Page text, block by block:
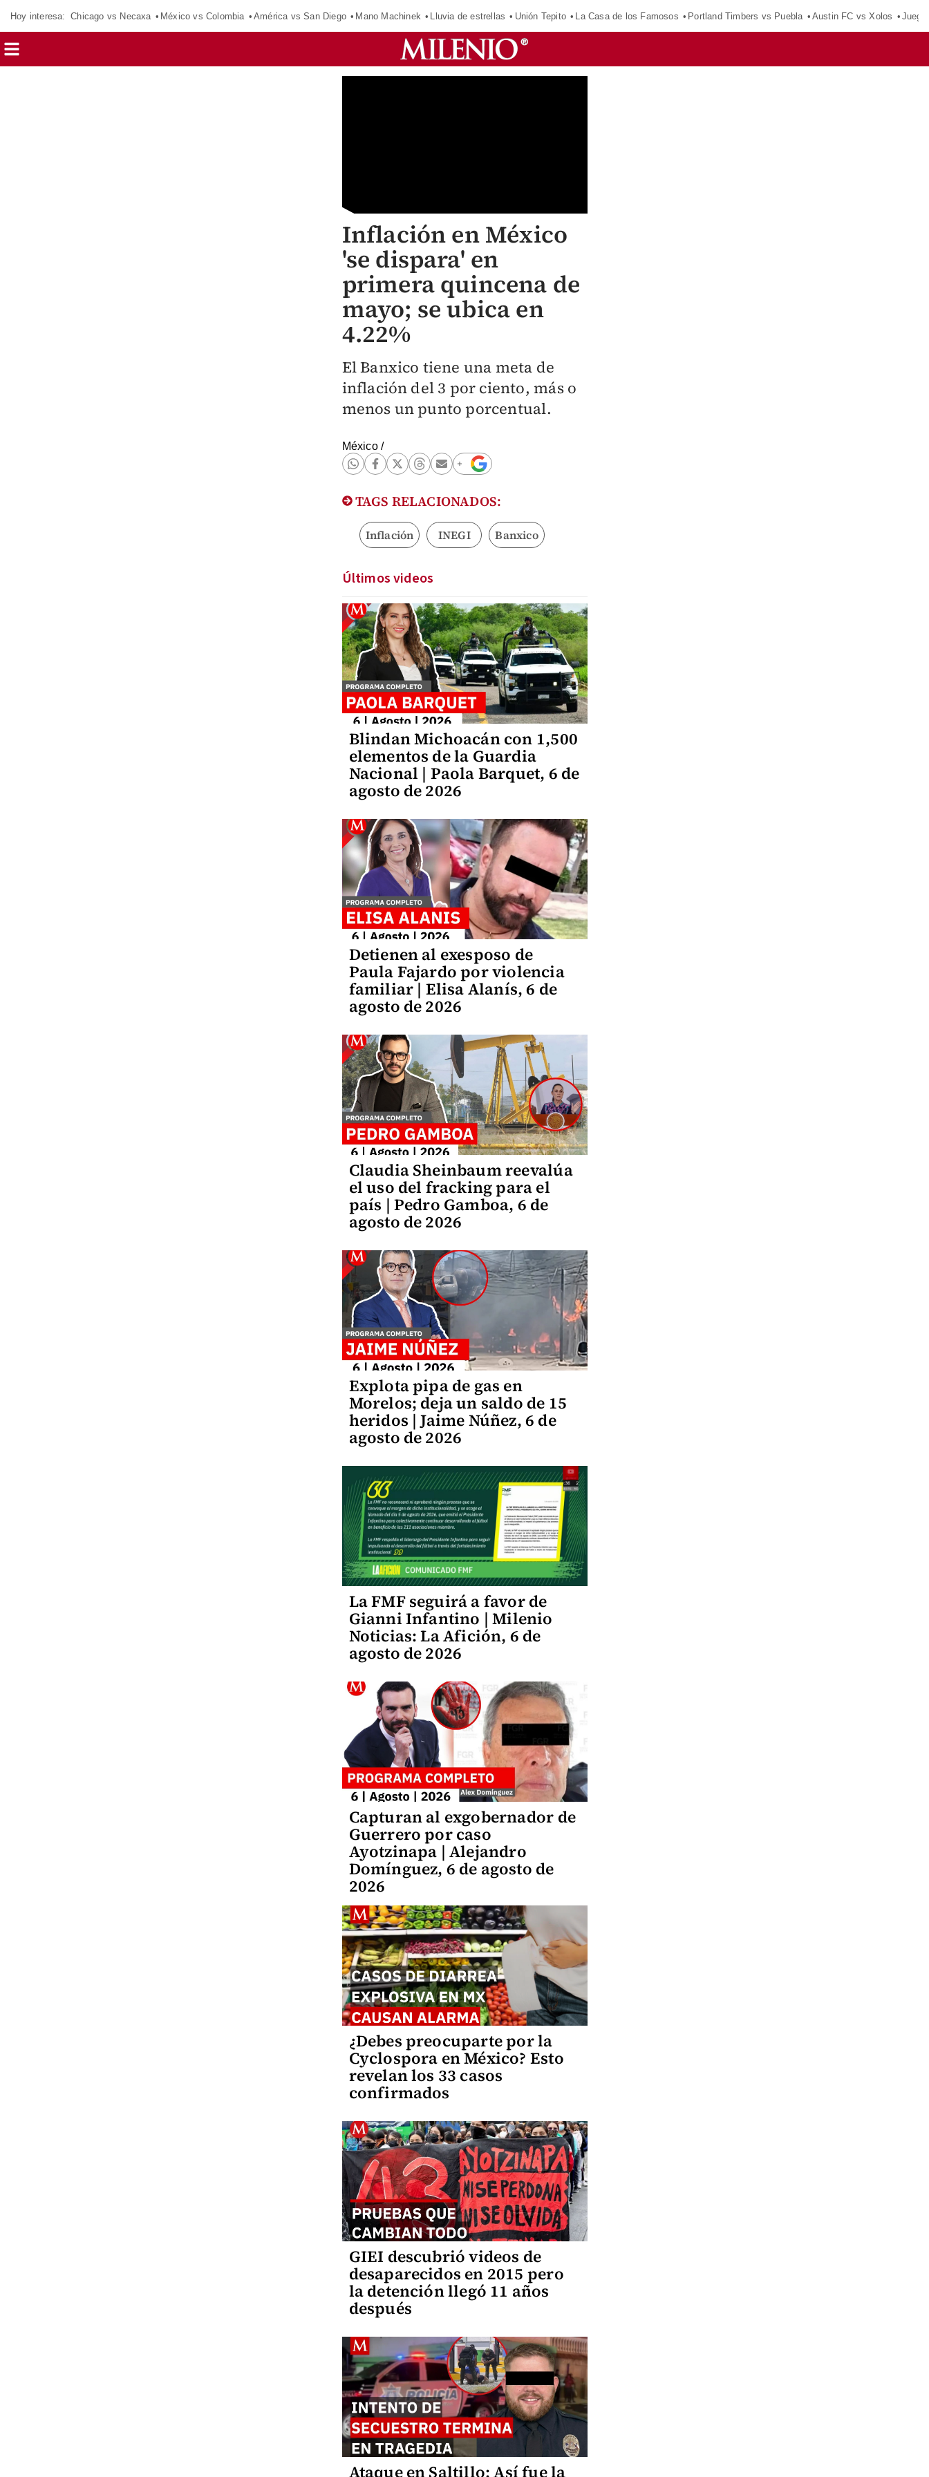
Hoy interesa: Chicago vs Necaxa México vs Colombia América vs San Diego Mano Machinek Lluvia de estrellas Unión Tepito La Casa de los Famosos Portland Timbers vs Puebla Austin FC vs Xolos
Inflación en México
'se dispara' en
primera quincena de
mayo; se ubica en
4.22%
El Banxico tiene una meta de
inflación del 3 por ciento, más o
menos un punto porcentual.
México/
TAGS RELACIONADOS:
Inflación INEGI Banxico
Últimos videos
Blindan Michoacán con 1,500
elementos de la Guardia
Nacional | Paola Barquet, 6 de
agosto de 2026
Detienen al exesposo de
Paula Fajardo por violencia
familiar | Elisa Alanís, 6 de
agosto de 2026
Claudia Sheinbaum reevalúa
el uso del fracking para el
país | Pedro Gamboa, 6 de
agosto de 2026
Explota pipa de gas en
Morelos; deja un saldo de 15
heridos | Jaime Núñez, 6 de
agosto de 2026
La FMF seguirá a favor de
Gianni Infantino | Milenio
Noticias: La Afición, 6 de
agosto de 2026
Capturan al exgobernador de
Guerrero por caso
Ayotzinapa | Alejandro
Domínguez, 6 de agosto de
2026
¿Debes preocuparte por la
Cyclospora en México? Esto
revelan los 33 casos
confirmados
GIEI descubrió videos de
desaparecidos en 2015 pero
la detención llegó 11 años
después
Ataque en Saltillo: Así fue la